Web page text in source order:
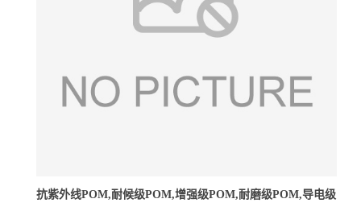
抗紫外线POM,耐候级POM,增强级POM,耐磨级POM,导电级